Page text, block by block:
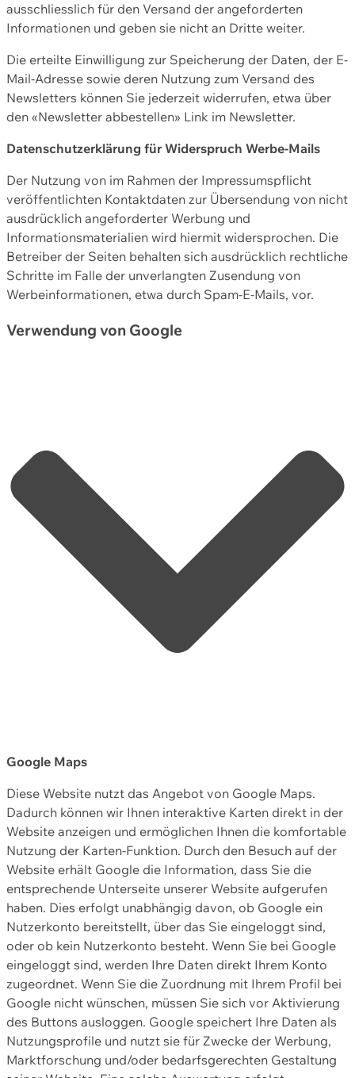
ausschliesslich für den Versand der angeforderten
Informationen und geben sie nicht an Dritte weiter.
Die erteilte Einwilligung zur Speicherung der Daten, der E-
Mail-Adresse sowie deren Nutzung zum Versand des
Newsletters können Sie jederzeit widerrufen, etwa über
den «Newsletter abbestellen» Link im Newsletter.
Datenschutzerklärung für Widerspruch Werbe-Mails
Der Nutzung von im Rahmen der Impressumspflicht
veröffentlichten Kontaktdaten zur Übersendung von nicht
ausdrücklich angeforderter Werbung und
Informationsmaterialien wird hiermit widersprochen. Die
Betreiber der Seiten behalten sich ausdrücklich rechtliche
Schritte im Falle der unverlangten Zusendung von
Werbeinformationen, etwa durch Spam-E-Mails, vor.
Verwendung von Google
Google Maps
Diese Website nutzt das Angebot von Google Maps.
Dadurch können wir Ihnen interaktive Karten direkt in der
Website anzeigen und ermöglichen Ihnen die komfortable
Nutzung der Karten-Funktion. Durch den Besuch auf der
Website erhält Google die Information, dass Sie die
entsprechende Unterseite unserer Website aufgerufen
haben. Dies erfolgt unabhängig davon, ob Google ein
Nutzerkonto bereitstellt, über das Sie eingeloggt sind,
oder ob kein Nutzerkonto besteht. Wenn Sie bei Google
eingeloggt sind, werden Ihre Daten direkt Ihrem Konto
zugeordnet. Wenn Sie die Zuordnung mit Ihrem Profil bei
Google nicht wünschen, müssen Sie sich vor Aktivierung
des Buttons ausloggen. Google speichert Ihre Daten als
Nutzungsprofile und nutzt sie für Zwecke der Werbung,
Marktforschung und/oder bedarfsgerechten Gestaltung